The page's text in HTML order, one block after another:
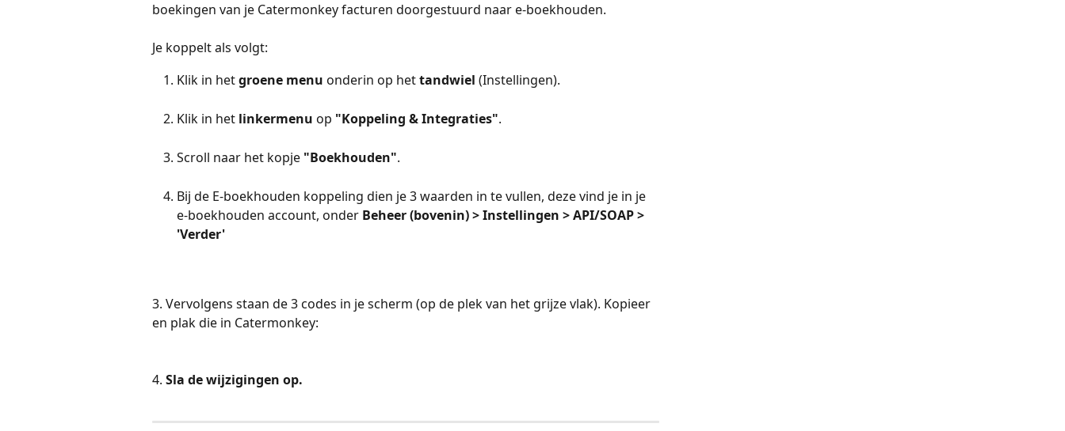
boekingen van je Catermonkey facturen doorgestuurd naar e-boekhouden.
Je koppelt als volgt:
Klik in het groene menu onderin op het tandwiel (Instellingen).
Klik in het linkermenu op "Koppeling & Integraties".
Scroll naar het kopje "Boekhouden".
Bij de E-boekhouden koppeling dien je 3 waarden in te vullen, deze vind je in je
e-boekhouden account, onder Beheer (bovenin) > Instellingen > API/SOAP >
'Verder'
3. Vervolgens staan de 3 codes in je scherm (op de plek van het grijze vlak). Kopieer
en plak die in Catermonkey:
4. Sla de wijzigingen op.